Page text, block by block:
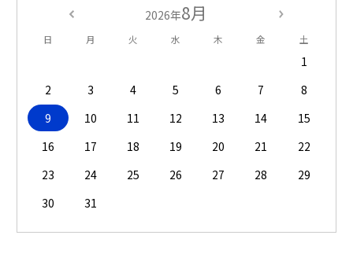
2026年8月
日 月 火 水 木 金 土
1
2
3 4 5 6 7
8
9
10 11 12 13 14
15
16
17 18 19 20 21
22
23
24 25 26 27 28
29
30
31